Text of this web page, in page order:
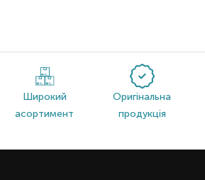
Широкий
асортимент
Оригінальна
продукція